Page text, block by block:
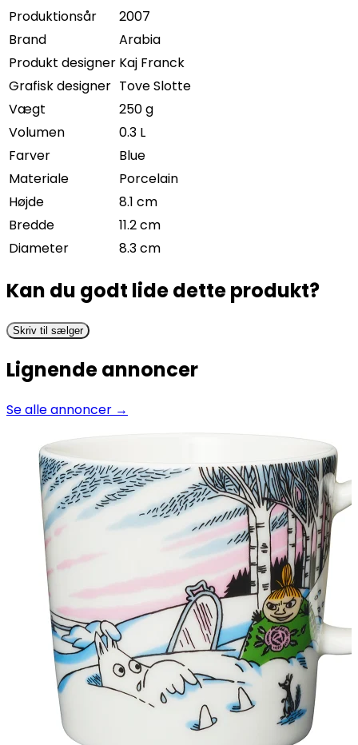
Produktionsår
2007
Brand
Arabia
Produkt designer Kaj Franck
Grafisk designer Tove Slotte
Vægt
250 g
Volumen
0.3 L
Farver
Blue
Materiale
Porcelain
Højde
8.1 cm
Bredde
11.2 cm
Diameter
8.3 cm
Kan du godt lide dette produkt?
Skriv til sælger
Lignende annoncer
Se alle annoncer →